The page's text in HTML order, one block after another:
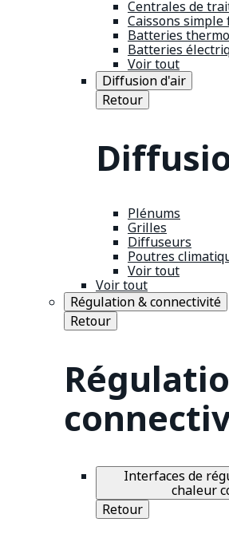
Centrales de
Caissons
Batteries
Batteries
Voir tout
Diffusion d'air
Retour
Plénums
Grilles
Diffuseurs
Poutres
Voir tout
Voir tout
Régulation & connectivité
Retour
Interfaces de
chaleur
Retour